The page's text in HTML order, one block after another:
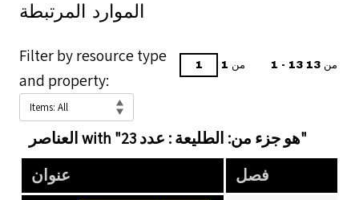
الموارد المرتبطة
Filter by resource type
and property:
من 1 1 - 13 من 13
العناصر with "هو جزء من: الطليعة : عدد 23"
عنوان
فصل